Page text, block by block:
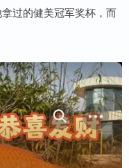
过的健美冠军奖杯，而